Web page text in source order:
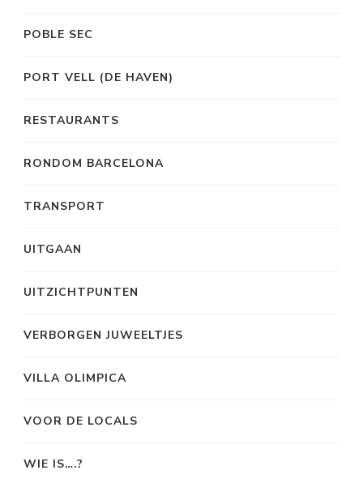
POBLE SEC
PORT VELL (DE HAVEN)
RESTAURANTS
RONDOM BARCELONA
TRANSPORT
UITGAAN
UITZICHTPUNTEN
VERBORGEN JUWEELTJES
VILLA OLIMPICA
VOOR DE LOCALS
WIE IS….?